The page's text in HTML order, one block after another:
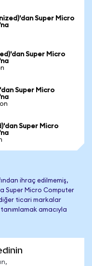
Super Micro
Super Micro
Super Micro
Super Micro
ihraç edilmemiş,
Super Micro Computer
ticari markalar
amacıyla